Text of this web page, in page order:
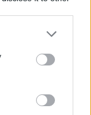
Е ДА ГИ
ГИ
ОД ТУРЦИЈА -